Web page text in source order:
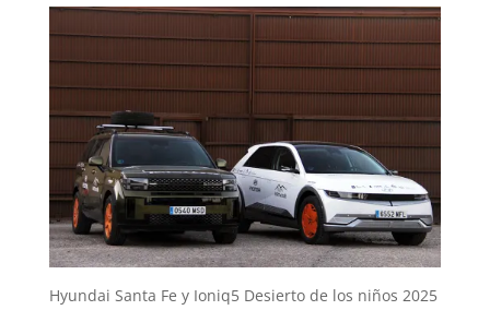
Hyundai Santa Fe y Ioniq5 Desierto de los niños 2025